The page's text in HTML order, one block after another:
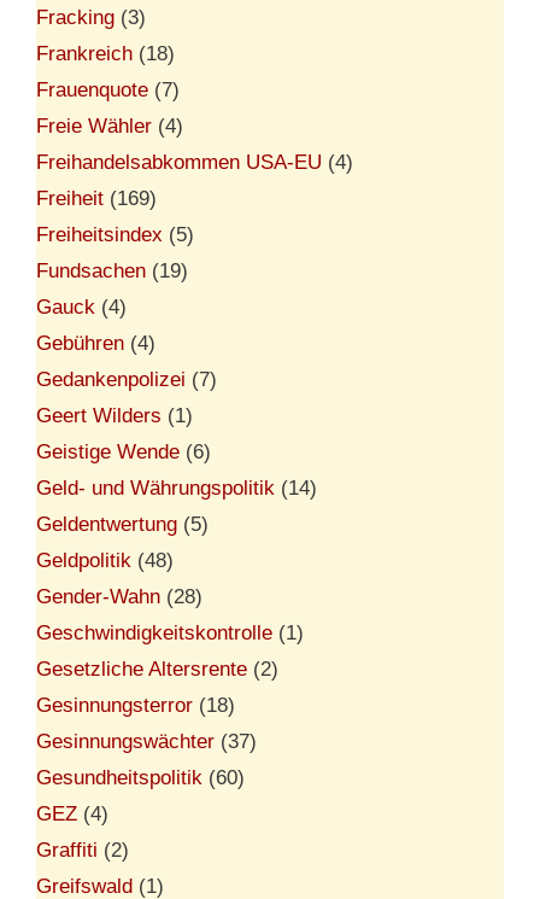
Fracking (3)
Frankreich (18)
Frauenquote (7)
Freie Wähler (4)
Freihandelsabkommen USA-EU (4)
Freiheit (169)
Freiheitsindex (5)
Fundsachen (19)
Gauck (4)
Gebühren (4)
Gedankenpolizei (7)
Geert Wilders (1)
Geistige Wende (6)
Geld- und Währungspolitik (14)
Geldentwertung (5)
Geldpolitik (48)
Gender-Wahn (28)
Geschwindigkeitskontrolle (1)
Gesetzliche Altersrente (2)
Gesinnungsterror (18)
Gesinnungswächter (37)
Gesundheitspolitik (60)
GEZ (4)
Graffiti (2)
Greifswald (1)